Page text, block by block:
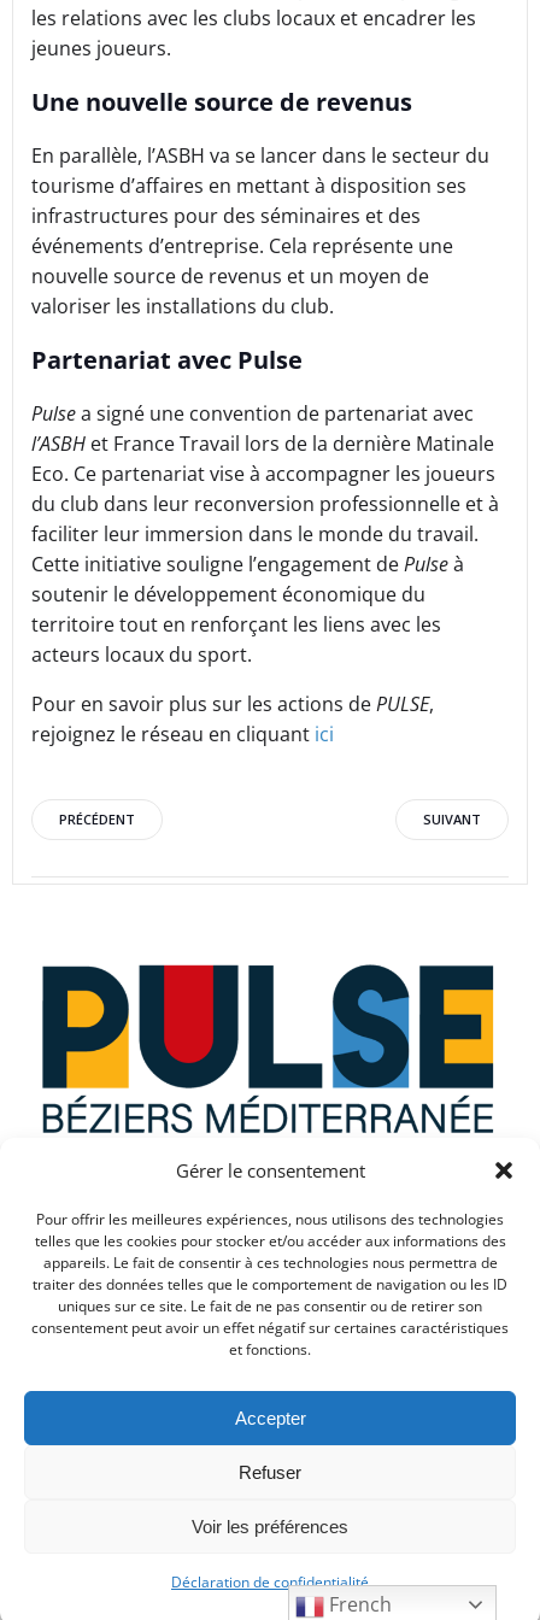
Gérer le consentement
Pour offrir les meilleures expériences, nous utilisons des technologies
telles que les cookies pour stocker et/ou accéder aux informations des
appareils. Le fait de consentir à ces technologies nous permettra de
traiter des données telles que le comportement de navigation ou les ID
uniques sur ce site. Le fait de ne pas consentir ou de retirer son
consentement peut avoir un effet négatif sur certaines caractéristiques
et fonctions.
Accepter
Refuser
Voir les préférences
Déclaration de confidentialité
les relations avec les clubs locaux et encadrer les
jeunes joueurs.
Une nouvelle source de revenus
En parallèle, l’ASBH va se lancer dans le secteur du
tourisme d’affaires en mettant à disposition ses
infrastructures pour des séminaires et des
événements d’entreprise. Cela représente une
nouvelle source de revenus et un moyen de
valoriser les installations du club.
Partenariat avec Pulse
Pulsea signé une convention de partenariat avec
l’ASBH et France Travail lors de la dernière Matinale
Eco. Ce partenariat vise à accompagner les joueurs
du club dans leur reconversion professionnelle et à
faciliter leur immersion dans le monde du travail.
Cette initiative souligne l’engagement dePulseà
soutenir le développement économique du
territoire tout en renforçant les liens avec les
acteurs locaux du sport.
Pour en savoir plus sur les actions dePULSE,
rejoignez le réseau en cliquant ici
Post
navigation
PRÉCÉDENT
navigation
SUIVANT
Que recherchez vous ?
© 2026 PULSE. Created for free using WordPress and
French